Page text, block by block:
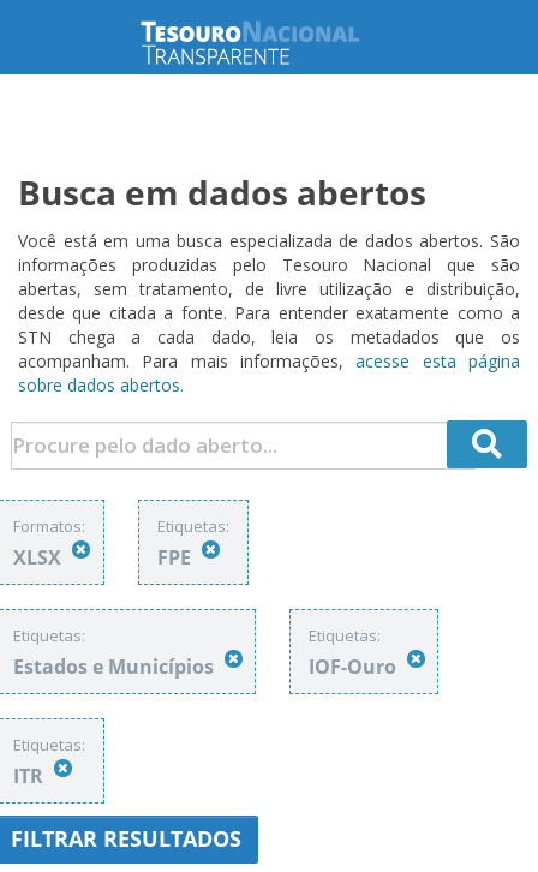
Busca em dados abertos
Você está em uma busca especializada de dados abertos. São
informações produzidas pelo Tesouro Nacional que são
abertas, sem tratamento, de livre utilização e distribuição,
desde que citada a fonte. Para entender exatamente como a
STN chega a cada dado, leia os metadados que os
acompanham. Para mais informações,acesse esta página
sobre dados abertos.
Formatos:
XLSX
Etiquetas:
FPE
Etiquetas:
Estados e Municípios
Etiquetas:
IOF-Ouro
Etiquetas:
ITR
FILTRAR RESULTADOS